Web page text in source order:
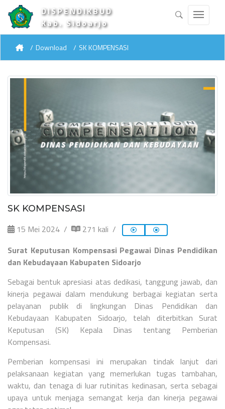
DISPENDIKBUD
Kab. Sidoarjo
Download SK KOMPENSASI
SK KOMPENSASI
15 Mei 2024
271 kali
Surat Keputusan Kompensasi Pegawai Dinas Pendidikan
dan Kebudayaan Kabupaten Sidoarjo
Sebagai bentuk apresiasi atas dedikasi, tanggung jawab, dan
kinerja pegawai dalam mendukung berbagai kegiatan serta
pelayanan publik di lingkungan Dinas Pendidikan dan
Kebudayaan Kabupaten Sidoarjo, telah diterbitkan Surat
Keputusan (SK) Kepala Dinas tentang Pemberian
Kompensasi.
Pemberian kompensasi ini merupakan tindak lanjut dari
pelaksanaan kegiatan yang memerlukan tugas tambahan,
waktu, dan tenaga di luar rutinitas kedinasan, serta sebagai
upaya untuk menjaga semangat kerja dan kinerja pegawai